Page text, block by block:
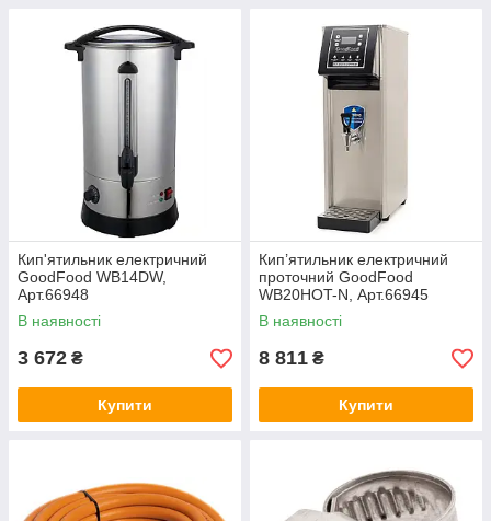
Кип'ятильник електричний
GoodFood WB14DW,
Арт.66948
В наявності
3 672 ₴
Купити
Кип’ятильник електричний
проточний GoodFood
WB20HOT-N, Арт.66945
В наявності
8 811 ₴
Купити